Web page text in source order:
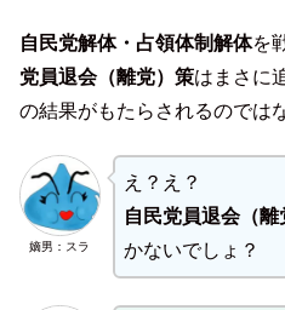
自民党解体・占領体制解体を
党員退会（離党）策はまさに
の結果がもたらされるのでは
嫡男：スラ
え？え？
自民党員退会（離
かないでしょ？